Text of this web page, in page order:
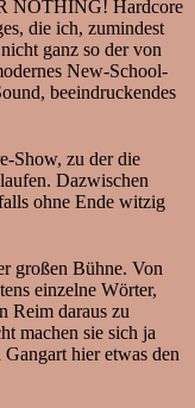
NOTHING! Hardcore
die ich, zumindest
ganz so der von
New-School-
beeindruckendes
Show, zu der die
Dazwischen
ohne Ende witzig
großen Bühne. Von
einzelne Wörter,
Reim daraus zu
machen sie sich ja
hier etwas den